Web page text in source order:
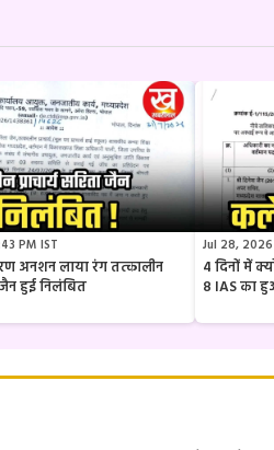
PM IST
अनशन लाया रंग तत्कालीन
जैन हुई निलंबित
Jul 28, 2026
4 दिनों में
8 IAS का